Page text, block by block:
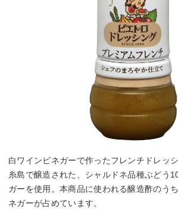
白ワインビネガーで作ったフレンチドレッ
糸島で醸造された、シャルドネ品種ぶどう
ガーを使用。本商品に使われる醸造酢のう
ネガーが占めています。